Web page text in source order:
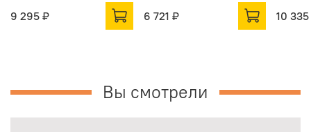
9 295 ₽
6 721 ₽ 10
Вы смотрели